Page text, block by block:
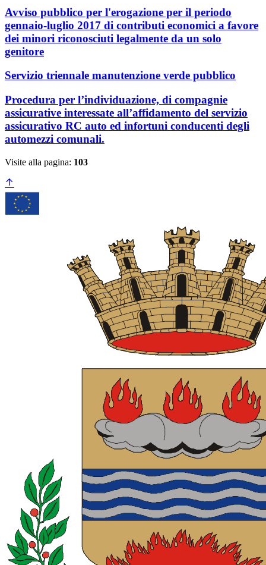
Avviso pubblico per l'erogazione per il periodo
gennaio-luglio 2017 di contributi economici a favore
dei minori riconosciuti legalmente da un solo
genitore
Servizio triennale manutenzione verde pubblico
Procedura per l’individuazione, di compagnie
assicurative interessate all’affidamento del servizio
assicurativo RC auto ed infortuni conducenti degli
automezzi comunali.
Visite alla pagina: 103